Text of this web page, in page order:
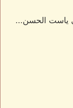
ياست الحسن...